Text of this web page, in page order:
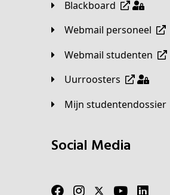
Blackboard
Webmail personeel
Webmail studenten
Uurroosters
Mijn studentendossier
Social Media